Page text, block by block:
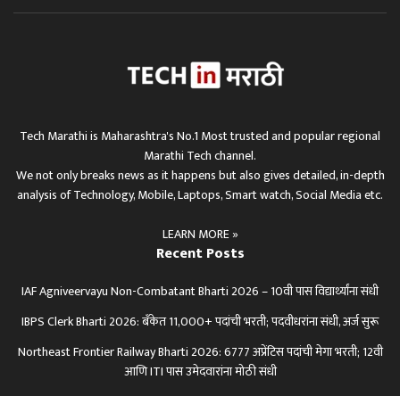
Tech Marathi is Maharashtra's No.1 Most trusted and popular regional
Marathi Tech channel.
We not only breaks news as it happens but also gives detailed, in-depth
analysis of Technology, Mobile, Laptops, Smart watch, Social Media etc.
LEARN MORE »
Recent Posts
IAF Agniveervayu Non-Combatant Bharti 2026 – 10वी पास विद्यार्थ्यांना संधी
IBPS Clerk Bharti 2026: बँकेत 11,000+ पदांची भरती; पदवीधरांना संधी, अर्ज सुरू
Northeast Frontier Railway Bharti 2026: 6777 अप्रेंटिस पदांची मेगा भरती; 12वी
आणि ITI पास उमेदवारांना मोठी संधी